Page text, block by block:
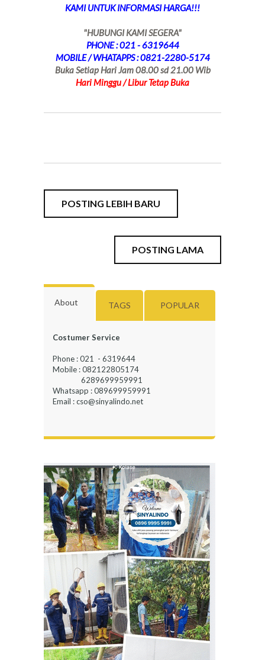
KAMI UNTUK INFORMASI HARGA!!!
"HUBUNGI KAMI SEGERA"
PHONE : 021 - 6319644
MOBILE / WHATAPPS : 0821-2280-5174
Buka Setiap Hari Jam 08.00 sd 21.00 Wib
Hari Minggu / Libur Tetap Buka
POSTING LEBIH BARU
POSTING LAMA
About TAGS POPULAR
Costumer Service
Phone : 021 - 6319644
Mobile : 082122805174
6289699959991
Whatsapp : 089699959991
Email : cso@sinyalindo.net